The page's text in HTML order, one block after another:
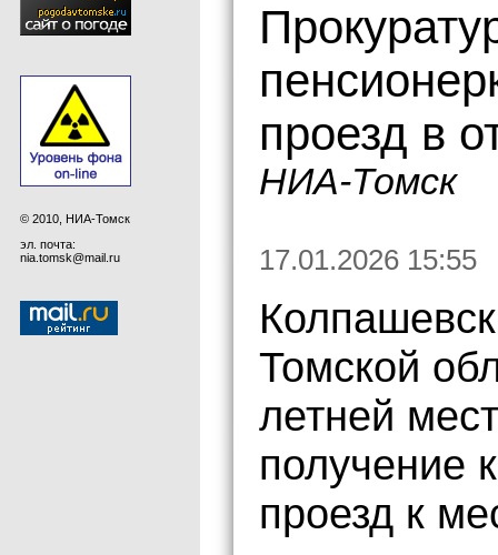
© 2010, НИА-Томск
эл. почта:
nia.tomsk@mail.ru
проезд в
НИА-Томск
17.01.2026 15:55
Томской
летней
получение
проезд к